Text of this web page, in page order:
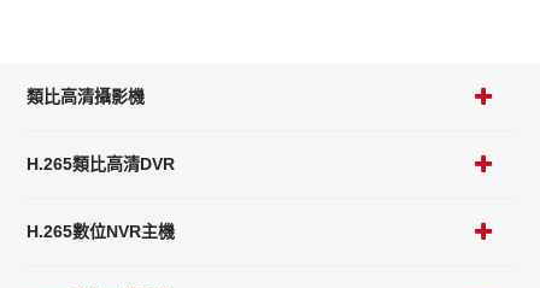
類比高清攝影機
H.265類比高清DVR
H.265數位NVR主機